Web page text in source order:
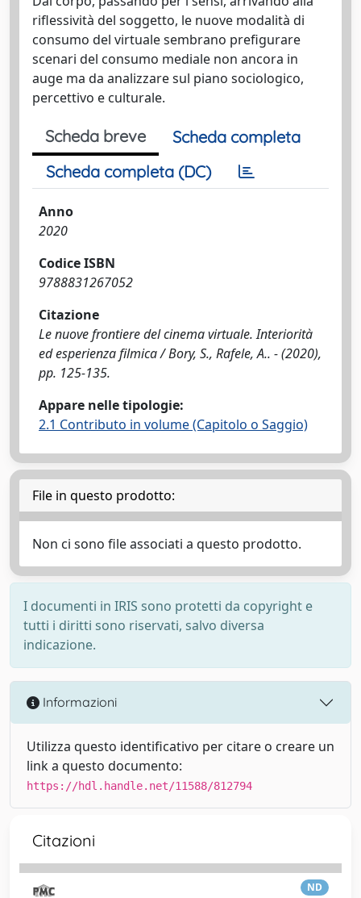
riflessività del soggetto, le nuove modalità di
consumo del virtuale sembrano prefigurare
scenari del consumo mediale non ancora in
auge ma da analizzare sul piano sociologico,
percettivo e culturale.
Scheda breve
Scheda completa
Scheda completa (DC)
Anno
2020
Codice ISBN
9788831267052
Citazione
Le nuove frontiere del cinema virtuale. Interiorità
ed esperienza filmica / Bory, S., Rafele, A.. - (2020),
pp. 125-135.
Appare nelle tipologie:
2.1 Contributo in volume (Capitolo o Saggio)
File in questo prodotto:
Non ci sono file associati a questo prodotto.
I documenti in IRIS sono protetti da copyright e
tutti i diritti sono riservati, salvo diversa
indicazione.
Informazioni
Utilizza questo identificativo per citare o creare un
link a questo documento:
https://hdl.handle.net/11588/812794
Citazioni
ND